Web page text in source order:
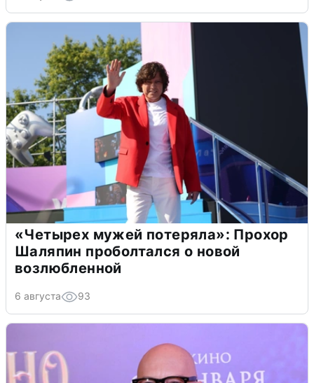
«Четырех мужей потеряла»: Прохор
Шаляпин проболтался о новой
возлюбленной
6 августа 93